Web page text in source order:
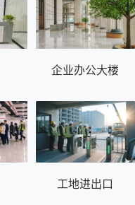
企业办公大楼
工地进出口